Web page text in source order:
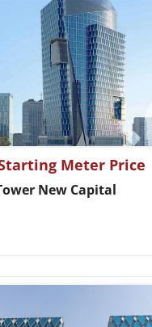
Starting Meter Price
New Capital